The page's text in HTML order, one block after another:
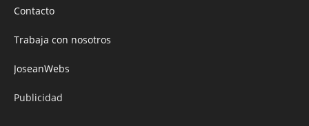
Contacto
Trabaja con nosotros
JoseanWebs
Publicidad